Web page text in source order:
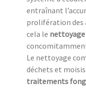
entraînant
prolifération des
cela le
Le nettoyage
déchets et
traitements